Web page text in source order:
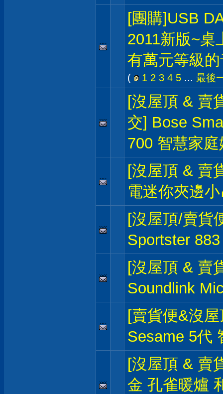
[團購]USB
2011新版~桌
有萬元等級
( 1 2 3 4 5 ... 最後
[沒屋頂 & 賣
交] Bose
700 智慧家
[沒屋頂 & 賣
電迷你夾邊
[沒屋頂/賣貨
Sportster
[沒屋頂 & 賣
Soundlink
[賣貨便&沒
Sesame 5代
[沒屋頂 & 賣
金 孔雀暖爐